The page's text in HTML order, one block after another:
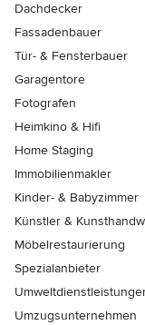
Dachdecker
Fassadenbauer
Tür- & Fensterbauer
Garagentore
Fotografen
Heimkino & Hifi
Home Staging
Immobilienmakler
Kinder- & Babyzimmer
Künstler &
Möbelrestaurierung
Spezialanbieter
Umzugsunternehmen